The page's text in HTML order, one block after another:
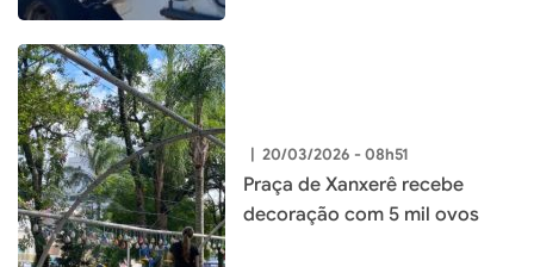
| 20/03/2026 - 08h51
Praça de Xanxerê recebe
decoração com 5 mil ovos